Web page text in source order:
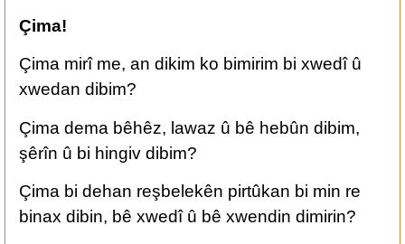
Çima!
Çima mirî me, an dikim ko bimirim bi xwedî û
xwedan dibim?
Çima dema bêhêz, lawaz û bê hebûn dibim,
şêrîn û bi hingiv dibim?
Çima bi dehan reşbelekên pirtûkan bi min re
binax dibin, bê xwedî û bê xwendin dimirin?